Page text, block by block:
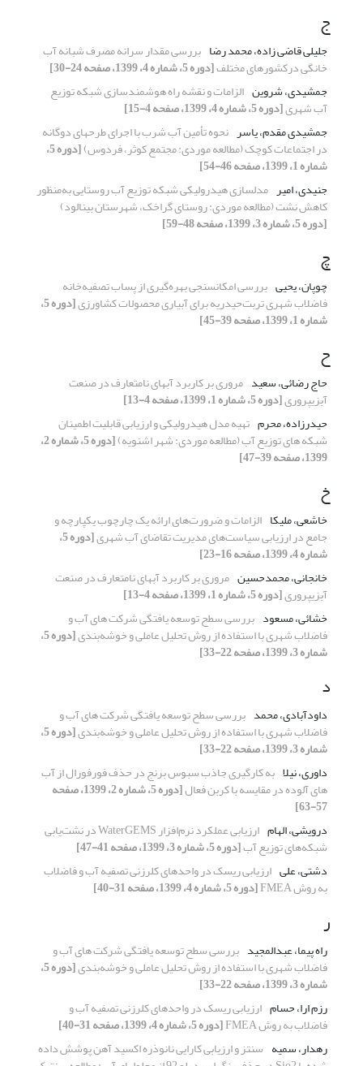
ج
جلیلی قاضی زاده، محمد رضا بررسی مقدار سرانه مصرف شبانه آب
خانگی درکشورهای مختلف[دوره 5، شماره 4، 1399، صفحه 24-30]
جمشیدی، شروین الزامات و نقشه راه هوشمندسازی شبکه توزیع
آب شهری[دوره 5، شماره 4، 1399، صفحه 4-15]
جمشیدی مقدم، یاسر
نحوه‌ تأمین آب شرب با اجرای طرح‎های دوگانه
در اجتماعات کوچک (مطالعه موردی: مجتمع کوثر، فردوس) [دوره 5،
شماره 1، 1399، صفحه 46-54]
جنیدی، امیر مدل‏سازی هیدرولیکی شبکه توزیع آب روستایی به‌منظور
کاهش نشت (مطالعه موردی: روستای گراخک، شهرستان بینالود)
[دوره 5، شماره 3، 1399، صفحه 48-59]
چ
چوپان، یحیی بررسی امکان‎سنجی بهره‌گیری از پساب تصفیه‌خانه
فاضلاب شهری تربت‌حیدریه برای آبیاری محصولات کشاورزی [دوره 5،
شماره 1، 1399، صفحه 39-45]
ح
حاج رضائی، سعید مروری بر کاربرد آب‎های نامتعارف در صنعت
آبزی‎پروری
[دوره 5، شماره 1، 1399، صفحه 4-13]
حیدرزاده، محرم تهیه مدل هیدرولیکی و ارزیابی قابلیت اطمینان
شبکه‎ های توزیع آب (مطالعه موردی: شهر اشنویه) [دوره 5، شماره 2،
1399، صفحه 39-47]
خ
خاشعی، ملیکا الزامات و ضرورت‌های ارائه یک چارچوب یکپارچه و
جامع در ارزیابی سیاست‌های مدیریت تقاضای آب شهری [دوره 5،
شماره 4، 1399، صفحه 16-23]
خانجانی، محمدحسین
مروری بر کاربرد آب‎های نامتعارف در صنعت
آبزی‎پروری
[دوره 5، شماره 1، 1399، صفحه 4-13]
خشائی، مسعود بررسی سطح توسعه ‏یافتگی شرکت های آب و
فاضلاب شهری با استفاده از روش تحلیل عاملی و خوشه‌بندی [دوره 5،
شماره 3، 1399، صفحه 22-33]
د
داودآبادی، محمد بررسی سطح توسعه ‏یافتگی شرکت های آب و
فاضلاب شهری با استفاده از روش تحلیل عاملی و خوشه‌بندی [دوره 5،
شماره 3، 1399، صفحه 22-33]
داوری، نیلا
به‎ کارگیری جاذب سبوس برنج در حذف فورفورال از آب‏
های آلوده در مقایسه با کربن فعال [دوره 5، شماره 2، 1399، صفحه
57-63]
درویشی، الهام
ارزیابی عملکرد نرم‌افزار WaterGEMS در نشت‌یابی
شبکه‌های توزیع آب[دوره 5، شماره 3، 1399، صفحه 41-47]
دشتی، علی ارزیابی ریسک در واحدهای کلرزنی تصفیه آب و فاضلاب
به روش FMEA [دوره 5، شماره 4، 1399، صفحه 31-40]
ر
راه پیما، عبدالمجید بررسی سطح توسعه ‏یافتگی شرکت های آب و
فاضلاب شهری با استفاده از روش تحلیل عاملی و خوشه‌بندی [دوره 5،
شماره 3، 1399، صفحه 22-33]
رزم ارا، حسام ارزیابی ریسک در واحدهای کلرزنی تصفیه آب و
فاضلاب به روش FMEA
[دوره 5، شماره 4، 1399، صفحه 31-40]
رهدار، سمیه سنتز و ارزیابی کارایی نانوذره اکسید آهن پوشش داده